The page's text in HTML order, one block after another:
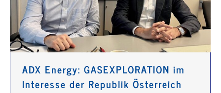
ADX Energy: GASEXPLORATION im
Interesse der Republik Österreich